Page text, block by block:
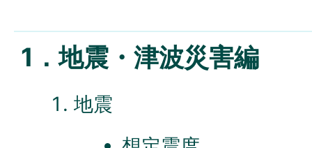
1．地震・津波災害編
地震